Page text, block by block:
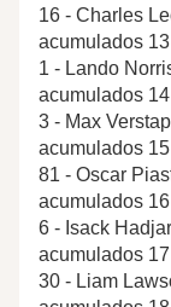
16 - Charles
acumulados 13
1 - Lando
acumulados 14
3 - Max
acumulados 15
81 - Oscar
acumulados 16
6 - Isack
acumulados 17
30 - Liam